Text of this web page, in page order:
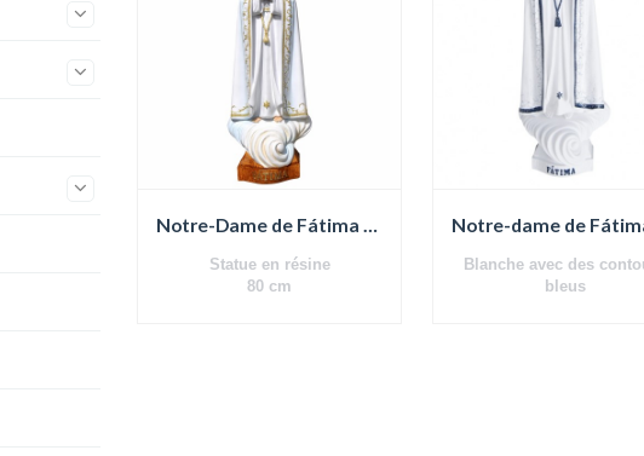
Notre-Dame de Fátima - 80 cm
Statue en résine
80 cm
Notre-dame de
Blanche avec des
bleus